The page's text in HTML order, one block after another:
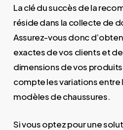
La clé du succès de la
réside dans la collecte de
Assurez-vous donc
exactes de vos clients et
dimensions de vos
compte les variations entre
modèles de chaussures.
Si vous optez pour une